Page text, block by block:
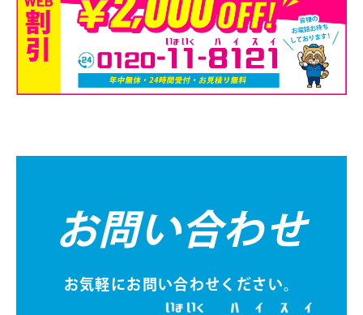
お問い合わせ
お気軽にお問い合わせください。